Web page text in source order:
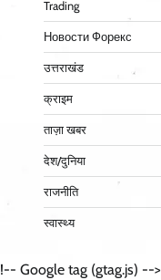
Trading
Новости Форекс
उत्तराखंड
क्राइम
ताज़ा खबर
देश/दुनिया
राजनीति
स्वास्थ्य
!-- Google tag (gtag.js) -->